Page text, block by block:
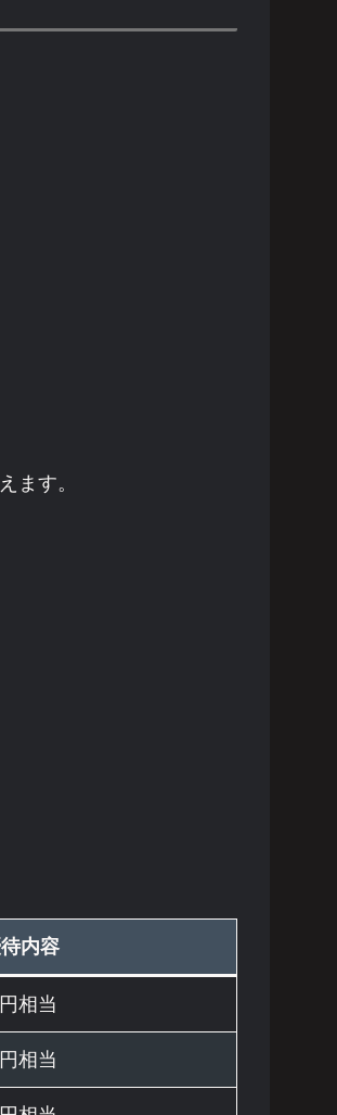
ます。
内容
相当
相当